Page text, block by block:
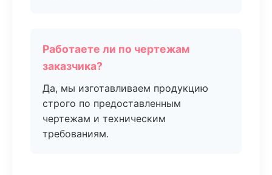
Работаете ли по чертежам
заказчика?
Да, мы изготавливаем продукцию
строго по предоставленным
чертежам и техническим
требованиям.